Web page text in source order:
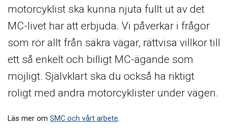
motorcyklist ska kunna njuta fullt ut av det
MC-livet har att erbjuda. Vi påverkar i frågor
som rör allt från säkra vägar, rättvisa villkor till
ett så enkelt och billigt MC-ägande som
möjligt. Självklart ska du också ha riktigt
roligt med andra motorcyklister under vägen.
Läs mer om SMC och vårt arbete.